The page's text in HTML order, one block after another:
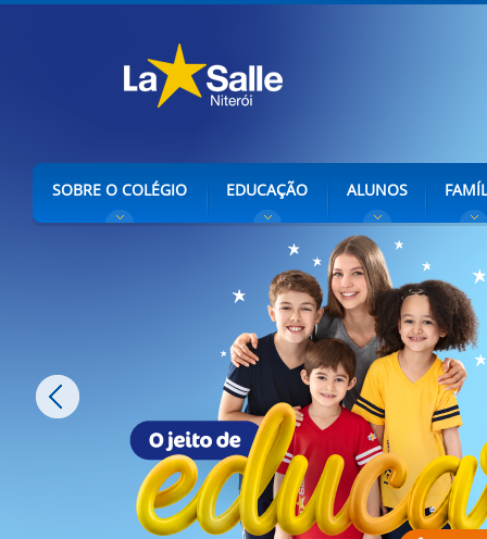
SOBRE O COLÉGIO EDUCAÇÃO ALUNOS